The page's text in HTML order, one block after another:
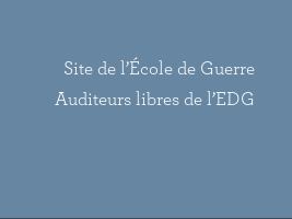
Site de l’École de Guerre
Auditeurs libres de l’EDG